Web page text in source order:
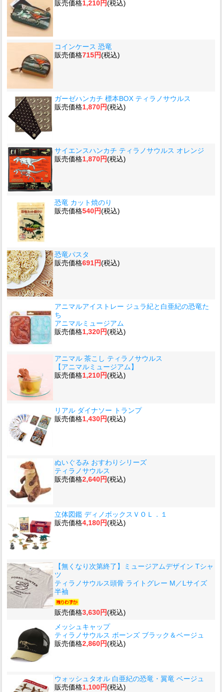
販売価格1,210円(税込)
コインケース 恐竜
販売価格715円(税込)
ガーゼハンカチ 標本BOX ティラノサウルス
販売価格1,870円(税込)
サイエンスハンカチ ティラノサウルス オレンジ
販売価格1,870円(税込)
恐竜 カット焼のり
販売価格540円(税込)
恐竜パスタ
販売価格691円(税込)
アニマルアイストレー ジュラ紀と白亜紀の恐竜た
ち
アニマルミュージアム
販売価格1,320円(税込)
アニマル 茶こし ティラノサウルス
【アニマルミュージアム】
販売価格1,210円(税込)
リアル ダイナソー トランプ
販売価格1,430円(税込)
ぬいぐるみ おすわりシリーズ
ティラノサウルス
販売価格2,640円(税込)
立体図鑑 ディノボックスＶＯＬ．１
販売価格4,180円(税込)
【無くなり次第終了】ミュージアムデザイン Tシャ
ツ
ティラノサウルス頭骨 ライトグレー M／Lサイズ
半袖
販売価格3,630円(税込)
メッシュキャップ
ティラノサウルス ボーンズ ブラック＆ベージュ
販売価格2,860円(税込)
ウォッシュタオル 白亜紀の恐竜・翼竜 ベージュ
販売価格1,100円(税込)